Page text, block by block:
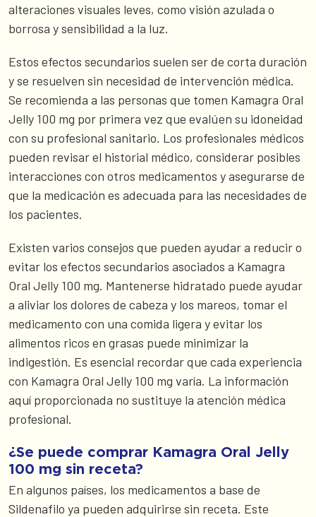
alteraciones visuales leves, como visión azulada o
borrosa y sensibilidad a la luz.
Estos efectos secundarios suelen ser de corta duración
y se resuelven sin necesidad de intervención médica.
Se recomienda a las personas que tomen Kamagra Oral
Jelly 100 mg por primera vez que evalúen su idoneidad
con su profesional sanitario. Los profesionales médicos
pueden revisar el historial médico, considerar posibles
interacciones con otros medicamentos y asegurarse de
que la medicación es adecuada para las necesidades de
los pacientes.
Existen varios consejos que pueden ayudar a reducir o
evitar los efectos secundarios asociados a Kamagra
Oral Jelly 100 mg. Mantenerse hidratado puede ayudar
a aliviar los dolores de cabeza y los mareos, tomar el
medicamento con una comida ligera y evitar los
alimentos ricos en grasas puede minimizar la
indigestión. Es esencial recordar que cada experiencia
con Kamagra Oral Jelly 100 mg varía. La información
aquí proporcionada no sustituye la atención médica
profesional.
¿Se puede comprar Kamagra Oral Jelly
100 mg sin receta?
En algunos países, los medicamentos a base de
Sildenafilo ya pueden adquirirse sin receta. Este